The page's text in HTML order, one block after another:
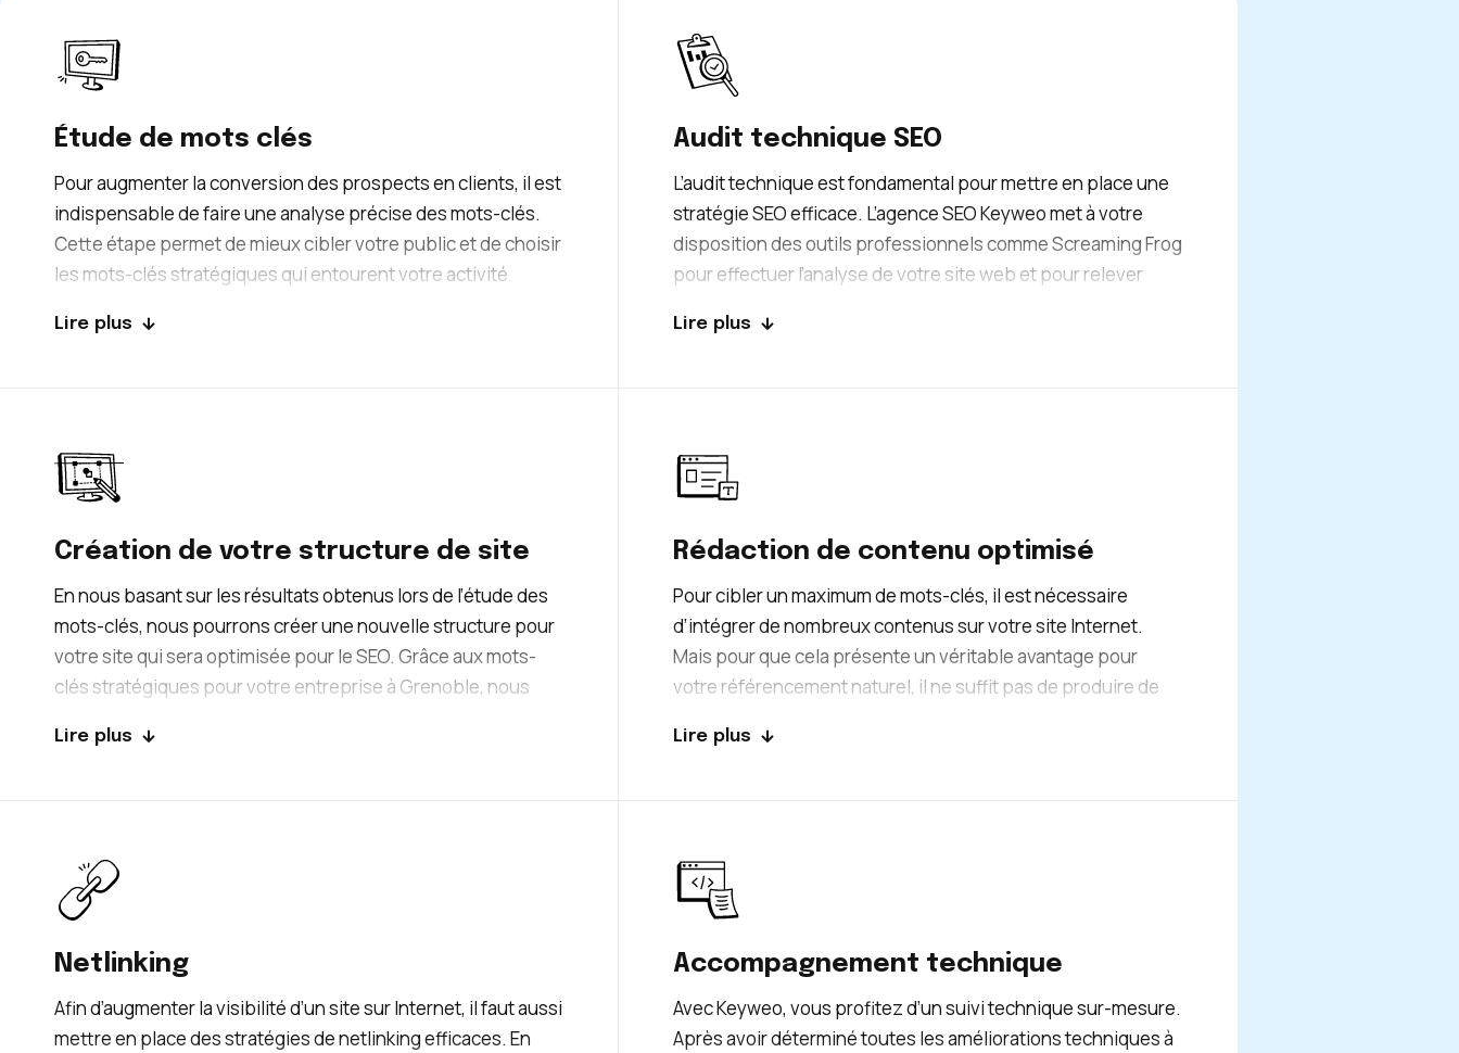
Étude de mots clés
Pour augmenter la conversion des prospects en clients, il est
indispensable de faire une analyse précise des mots-clés.
Cette étape permet de mieux cibler votre public et de choisir
les mots-clés stratégiques qui entourent votre activité
de différents critères comme la keyword difficulty (difficulté
Lire plus
Audit technique SEO
L’audit technique est fondamental pour mettre en place une
stratégie SEO efficace. L’agence SEO Keyweo met à votre
disposition des outils professionnels comme Screaming Frog
pour effectuer l’analyse de votre site web et pour relever
soucis techniques, nos consultants vous accompagneront
en travaillant main dans la main que nous corrigerons tous
ces soucis pour garantir à votre entreprise à Grenoble un site
Lire plus
Création de votre structure de site
En nous basant sur les résultats obtenus lors de l’étude des
mots-clés, nous pourrons créer une nouvelle structure pour
votre site qui sera optimisée pour le SEO. Grâce aux mots-
clés stratégiques pour votre entreprise à Grenoble, nous
créer et les pages existantes à optimiser. Nos consultants
notre agence, vous obtiendrez une visibilité maximale et
vous atteindrez la première position !
Lire plus
Rédaction de contenu optimisé
Pour cibler un maximum de mots-clés, il est nécessaire
d’intégrer de nombreux contenus sur votre site Internet.
Mais pour que cela présente un véritable avantage pour
votre référencement naturel, il ne suffit pas de produire de
bonne qualité. Le contenu doit être structuré, intéressant,
peut se charger de la rédaction de vos contenus pour vous
offrir des textes de qualité et bien optimisés.
Lire plus
Netlinking
Afin d’augmenter la visibilité d’un site sur Internet, il faut aussi
mettre en place des stratégies de netlinking efficaces. En
Accompagnement technique
Avec Keyweo, vous profitez d’un suivi technique sur-mesure.
Après avoir déterminé toutes les améliorations techniques à